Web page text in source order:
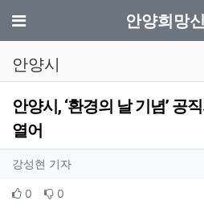
메뉴 안양희망
안양시
안양시, ‘환경의 날 기념’ 공
열어
작성자 정보
강성현 기자작성
컨텐츠 정보
0 추천 0